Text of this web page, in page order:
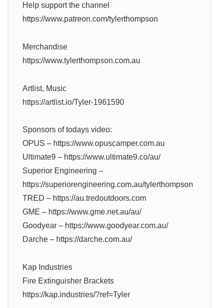
Help support the channel
https://www.patreon.com/tylerthompson
Merchandise
https://www.tylerthompson.com.au
Artlist, Music
https://artlist.io/Tyler-1961590
Sponsors of todays video:
OPUS – https://www.opuscamper.com.au
Ultimate9 – https://www.ultimate9.co/au/
Superior Engineering –
https://superiorengineering.com.au/tylerthompson
TRED – https://au.tredoutdoors.com
GME – https://www.gme.net.au/au/
Goodyear – https://www.goodyear.com.au/
Darche – https://darche.com.au/
Kap Industries
Fire Extinguisher Brackets
https://kap.industries/?ref=Tyler